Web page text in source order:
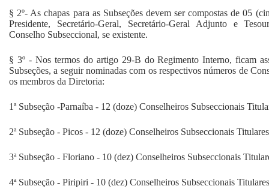
§ 2º- As chapas para as Subseções devem ser compostas de 05
Presidente, Secretário-Geral, Secretário-Geral Adjunto e
Conselho Subseccional, se existente.
§ 3º - Nos termos do artigo 29-B do Regimento Interno, ficam
Subseções, a seguir nominadas com os respectivos números de
os membros da Diretoria:
1ª Subseção -Parnaíba - 12 (doze) Conselheiros Subseccionais
2ª Subseção - Picos - 12 (doze) Conselheiros Subseccionais
3ª Subseção - Floriano - 10 (dez) Conselheiros Subseccionais
4ª Subseção - Piripiri - 10 (dez) Conselheiros Subseccionais